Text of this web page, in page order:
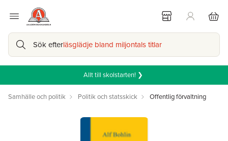
Sök efterläsglädje bland miljontals titlar
Allt till skolstarten! ❯
Samhälle och politik Politik och statsskick Offentlig förvaltning